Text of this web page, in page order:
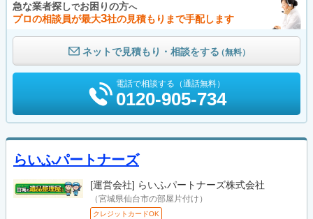
急な業者探しでお困りの方へ
プロの相談員が最大3社の見積もりまで手配します
ネットで見積もり・相談をする（無料）
電話で相談する（通話無料）
0120-905-734
らいふパートナーズ
[運営会社] らいふパートナーズ株式会社
（宮城県仙台市の部屋片付け）
クレジットカードOK